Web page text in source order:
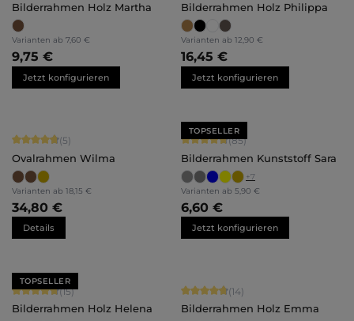
Bilderrahmen Holz Martha
Varianten ab 7,60 €
9,75 €
Jetzt konfigurieren
Bilderrahmen Holz Philippa
Varianten ab 12,90 €
16,45 €
Jetzt konfigurieren
Durchschnittliche Bewertung von 4.8 von 5 Sternen
(5)
Ovalrahmen Wilma
Varianten ab 18,15 €
34,80 €
Details
TOPSELLER
Durchschnittliche Bewertung von
(85)
Bilderrahmen Kunststoff Sara
+7
Varianten ab 5,90 €
6,60 €
Jetzt konfigurieren
TOPSELLER
Durchschnittliche Bewertung von 4.8 von 5 Sternen
(15)
Bilderrahmen Holz Helena
Durchschnittliche Bewertung von
(14)
Bilderrahmen Holz Emma